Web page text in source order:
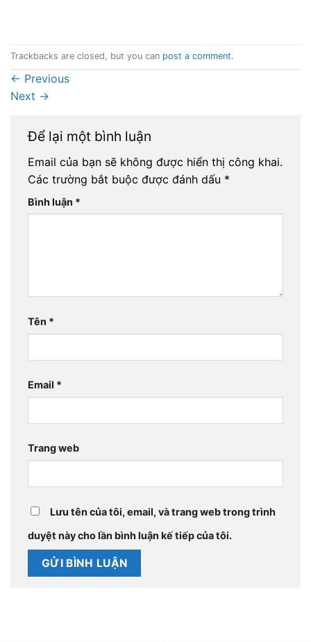
Trackbacks are closed, but you can post a comment.
← Previous
Next →
Để lại một bình luận
Email của bạn sẽ không được hiển thị công khai.
Các trường bắt buộc được đánh dấu *
Bình luận *
Tên *
Email *
Trang web
Lưu tên của tôi, email, và trang web trong trình
duyệt này cho lần bình luận kế tiếp của tôi.